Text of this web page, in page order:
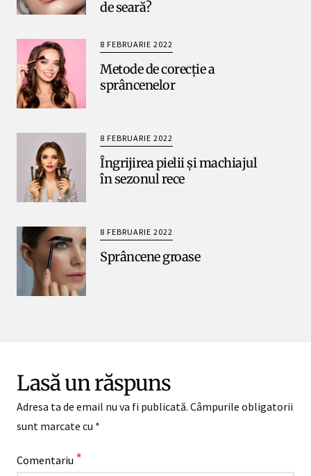
de seară?
8 FEBRUARIE 2022
Metode de corecție a
sprâncenelor
8 FEBRUARIE 2022
Îngrijirea pielii și machiajul
în sezonul rece
8 FEBRUARIE 2022
Sprâncene groase
Lasă un răspuns
Adresa ta de email nu va fi publicată. Câmpurile obligatorii
sunt marcate cu *
Comentariu *